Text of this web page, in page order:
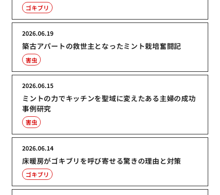
ゴキブリ
築古アパートの救世主となったミント栽培奮闘記
2026.06.19
害虫
ミントの力でキッチンを聖域に変えたある主婦の成功
事例研究
2026.06.15
害虫
床暖房がゴキブリを呼び寄せる驚きの理由と対策
2026.06.14
ゴキブリ